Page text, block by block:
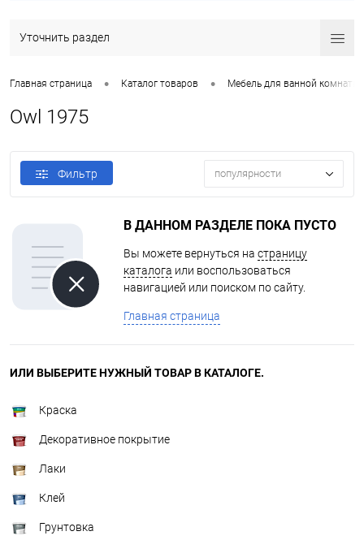
Уточнить раздел
Главная страница • Каталог товаров • Мебель для ванной комнаты
Owl 1975
Фильтр популярности
В ДАННОМ РАЗДЕЛЕ ПОКА ПУСТО
Вы можете вернуться на страницу
каталога или воспользоваться
навигацией или поиском по сайту.
Главная страница
ИЛИ ВЫБЕРИТЕ НУЖНЫЙ ТОВАР В КАТАЛОГЕ.
Краска
Декоративное покрытие
Лаки
Клей
Грунтовка